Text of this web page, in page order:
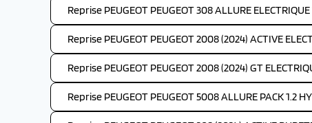
Reprise PEUGEOT PEUGEOT 308 ALLURE ELECTRIQUE
Reprise PEUGEOT PEUGEOT 2008 (2024) ACTIVE
Reprise PEUGEOT PEUGEOT 2008 (2024) GT
Reprise PEUGEOT PEUGEOT 5008 ALLURE PACK 1.2